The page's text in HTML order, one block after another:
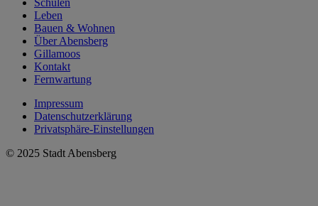
Schulen
Leben
Bauen & Wohnen
Über Abensberg
Gillamoos
Kontakt
Fernwartung
Impressum
Datenschutzerklärung
Privatsphäre-Einstellungen
© 2025 Stadt Abensberg